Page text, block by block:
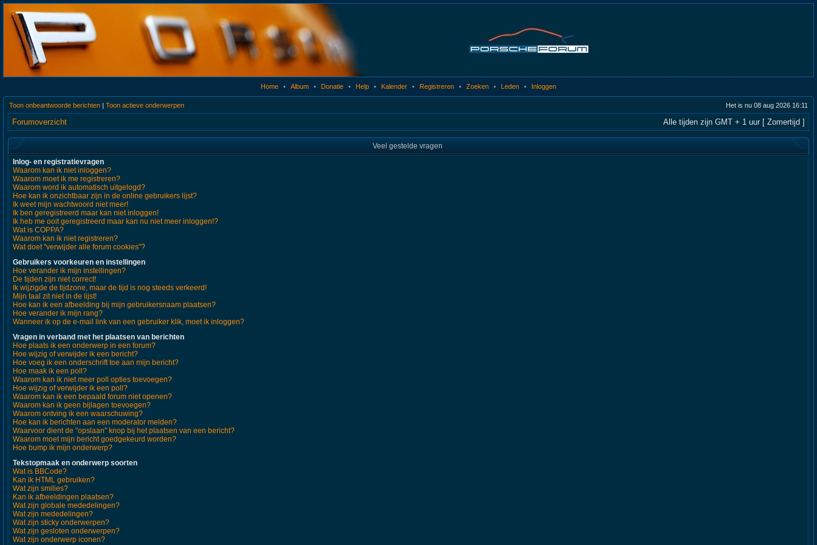
Home • Album • Donatie • Help • Kalender • Registreren • Zoeken • Leden • Inloggen
Toon onbeantwoorde berichten | Toon actieve onderwerpen Het is nu 08 aug 2026 16:11
Forumoverzicht Alle tijden zijn GMT + 1 uur [ Zomertijd ]
Veel gestelde vragen
Inlog- en registratievragen
Waarom kan ik niet inloggen?
Waarom moet ik me registreren?
Waarom word ik automatisch uitgelogd?
Hoe kan ik onzichtbaar zijn in de online gebruikers lijst?
Ik weet mijn wachtwoord niet meer!
Ik ben geregistreerd maar kan niet inloggen!
Ik heb me ooit geregistreerd maar kan nu niet meer inloggen!?
Wat is COPPA?
Waarom kan ik niet registreren?
Wat doet "verwijder alle forum cookies"?
Gebruikers voorkeuren en instellingen
Hoe verander ik mijn instellingen?
De tijden zijn niet correct!
Ik wijzigde de tijdzone, maar de tijd is nog steeds verkeerd!
Mijn taal zit niet in de lijst!
Hoe kan ik een afbeelding bij mijn gebruikersnaam plaatsen?
Hoe verander ik mijn rang?
Wanneer ik op de e-mail link van een gebruiker klik, moet ik inloggen?
Vragen in verband met het plaatsen van berichten
Hoe plaats ik een onderwerp in een forum?
Hoe wijzig of verwijder ik een bericht?
Hoe voeg ik een onderschrift toe aan mijn bericht?
Hoe maak ik een poll?
Waarom kan ik niet meer poll opties toevoegen?
Hoe wijzig of verwijder ik een poll?
Waarom kan ik een bepaald forum niet openen?
Waarom kan ik geen bijlagen toevoegen?
Waarom ontving ik een waarschuwing?
Hoe kan ik berichten aan een moderator melden?
Waarvoor dient de "opslaan" knop bij het plaatsen van een bericht?
Waarom moet mijn bericht goedgekeurd worden?
Hoe bump ik mijn onderwerp?
Tekstopmaak en onderwerp soorten
Wat is BBCode?
Kan ik HTML gebruiken?
Wat zijn smilies?
Kan ik afbeeldingen plaatsen?
Wat zijn globale mededelingen?
Wat zijn mededelingen?
Wat zijn sticky onderwerpen?
Wat zijn gesloten onderwerpen?
Wat zijn onderwerp iconen?